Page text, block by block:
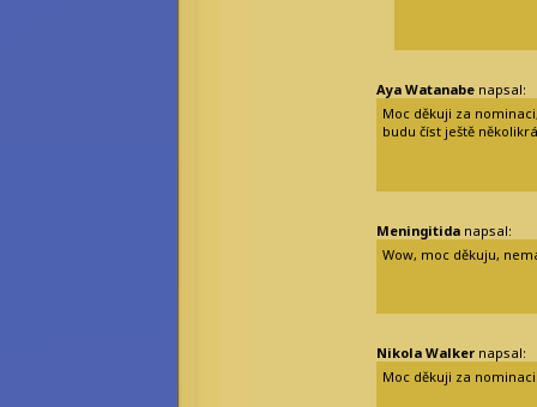
Aya Watanabe napsal:
Moc děkuji za
budu číst ještě
Meningitida napsal:
Wow, moc děkuju,
Nikola Walker napsal:
Moc děkuji za